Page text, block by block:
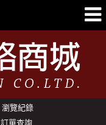
瀏覽紀錄
訂單查詢